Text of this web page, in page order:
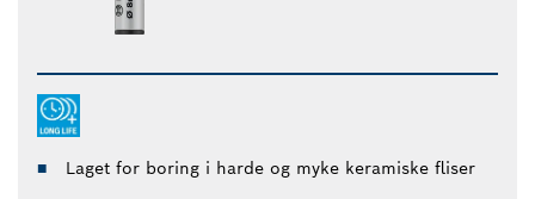
Laget for boring i harde og myke keramiske fliser